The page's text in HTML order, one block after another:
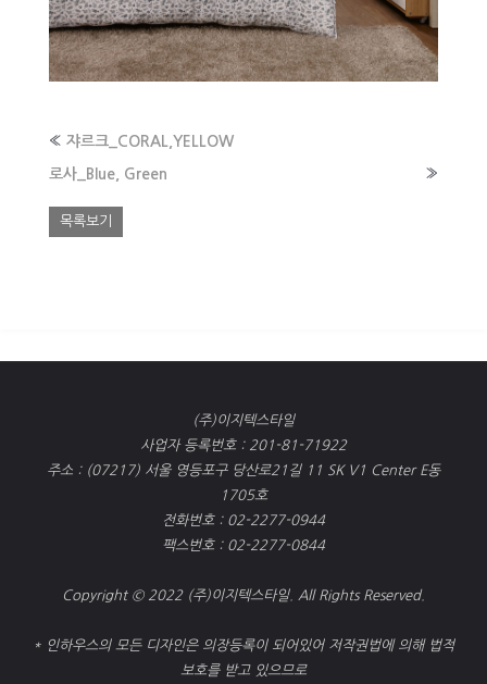
« 쟈르크_CORAL,YELLOW
로사_Blue, Green »
목록보기
(주)이지텍스타일
사업자 등록번호 : 201-81-71922
주소 : (07217) 서울 영등포구 당산로21길 11 SK V1 Center E동
1705호
전화번호 : 02-2277-0944
팩스번호 : 02-2277-0844
Copyright © 2022 (주)이지텍스타일. All Rights Reserved.
* 인하우스의 모든 디자인은 의장등록이 되어있어 저작권법에 의해 법적
보호를 받고 있으므로